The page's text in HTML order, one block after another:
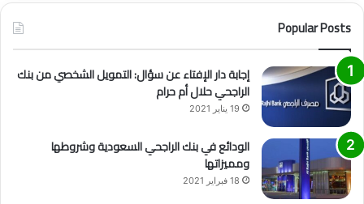
Popular Posts
إجابة دار الإفتاء عن سؤال: التمويل الشخصي من بنك
الراجحي حلال أم حرام
19 يناير 2021
الودائع في بنك الراجحي السعودية وشروطها
ومميزاتها
18 فبراير 2021